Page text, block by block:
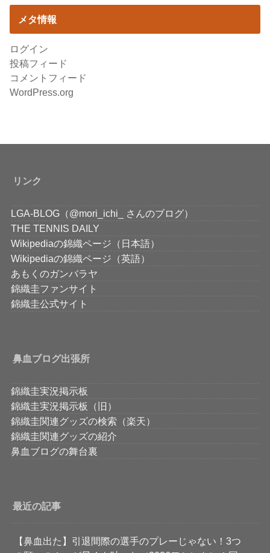
メタ情報
ログイン
投稿フィード
コメントフィード
WordPress.org
リンク
LGA-BLOG（@mori_ichi_ さんのブログ）
THE TENNIS DAILY
Wikipediaの錦織ページ（日本語）
Wikipediaの錦織ページ（英語）
あもくのガンバラヤ
錦織圭ファンサイト
錦織圭公式サイト
鼻血ブログ出張所
錦織圭実況掲示板
錦織圭実況掲示板（旧）
錦織圭関連グッズの検索（楽天）
錦織圭関連グッズの紹介
鼻血ブログの舞台裏
最近の記事
【鼻血出た】引退間際の選手のプレーじゃない！3つ